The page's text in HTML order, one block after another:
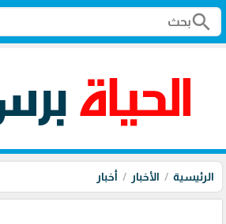
search
الرئيسية الأخبار أخبار